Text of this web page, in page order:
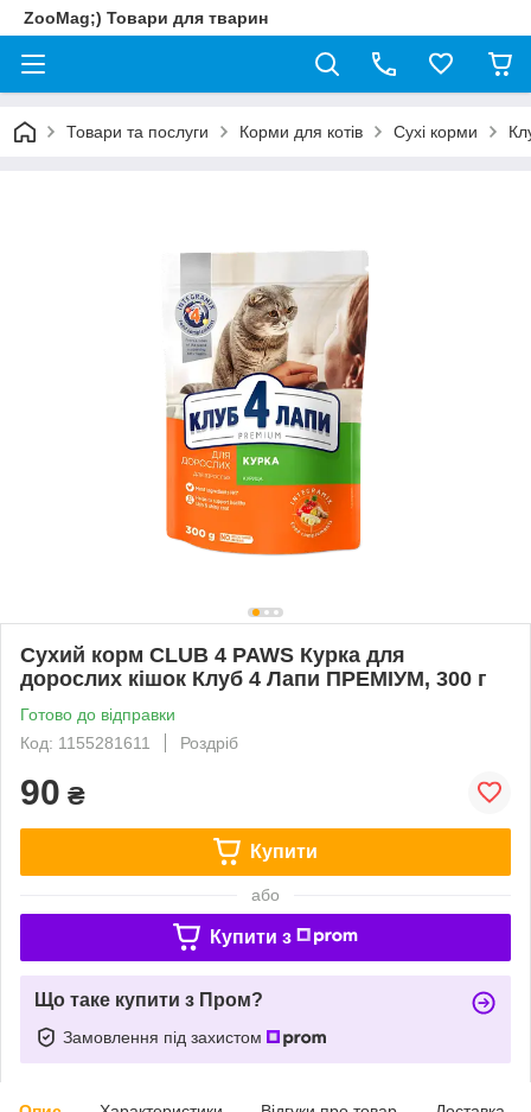
ZooMag;) Товари для тварин
Товари та послуги Корми для котів Сухі корми
Сухий корм CLUB 4 PAWS Курка для
дорослих кішок Клуб 4 Лапи ПРЕМІУМ, 300 г
Готово до відправки
Код: 1155281611
Роздріб
90 ₴
Купити
або
Купити з
Що таке купити з Пром?
Замовлення під захистом